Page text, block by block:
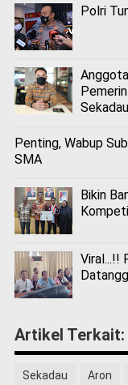
Polri
Penting, Wabup
SMA
Bikin
Viral...!!
Artikel Terkait:
Sekadau Aron